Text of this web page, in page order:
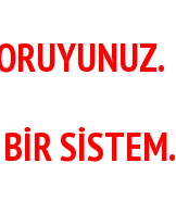
SİSTEM.